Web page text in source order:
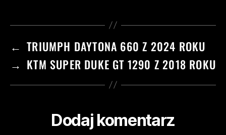
← TRIUMPH DAYTONA 660 Z 2024 ROKU
→ KTM SUPER DUKE GT 1290 Z 2018 ROKU
Dodaj komentarz